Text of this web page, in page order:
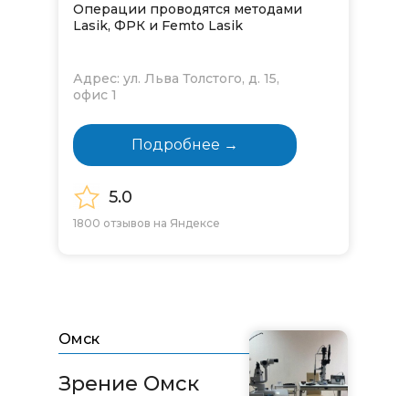
Операции проводятся методами
Lasik, ФРК и Femto Lasik
Подробнее →
Адрес: ул. Льва Толстого, д. 15,
офис 1
5.0
1800 отзывов на Яндексе
Омск
Зрение Омск​​​​​​​